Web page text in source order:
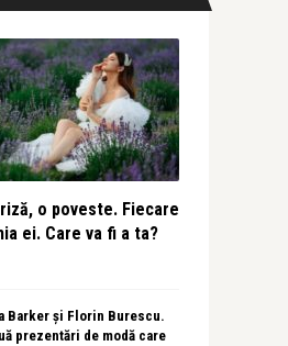
o poveste. Fiecare
ei. Care va fi a ta?
Barker și Florin Burescu.
prezentări de modă care